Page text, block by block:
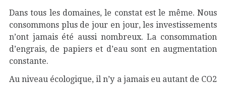
Dans tous les domaines, le constat est le même. Nous
consommons plus de jour en jour, les investissements
n’ont jamais été aussi nombreux. La consommation
d’engrais, de papiers et d’eau sont en augmentation
constante.
Au niveau écologique, il n’y a jamais eu autant de CO2